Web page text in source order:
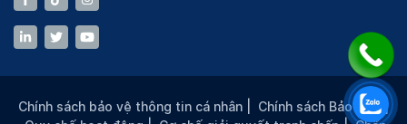
Chính sách bảo vệ thông tin cá nhân Chính sách Bảo mật |